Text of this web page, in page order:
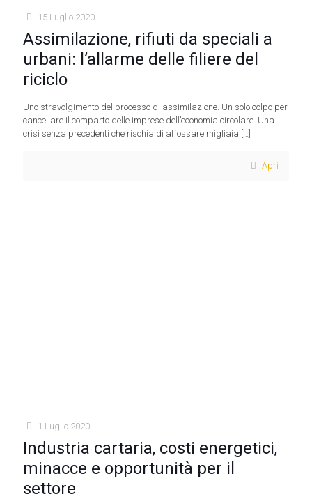
15 Luglio 2020
Assimilazione, rifiuti da speciali a
urbani: l’allarme delle filiere del
riciclo
Uno stravolgimento del processo di assimilazione. Un solo colpo per
cancellare il comparto delle imprese dell’economia circolare. Una
crisi senza precedenti che rischia di affossare migliaia […]
Apri
1 Luglio 2020
Industria cartaria, costi energetici,
minacce e opportunità per il
settore